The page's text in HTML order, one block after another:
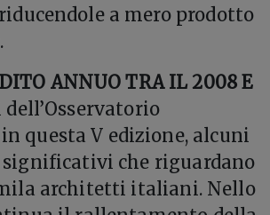
a mero prodotto
ANNUO TRA IL 2008 E
dell’Osservatorio
questa V edizione, alcuni
che riguardano
architetti italiani. Nello